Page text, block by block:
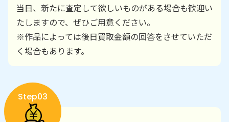
当日、新たに査定して欲しいものがある場合も歓迎い
たしますので、ぜひご用意ください。
※作品によっては後日買取金額の回答をさせていただ
く場合もあります。
Step03